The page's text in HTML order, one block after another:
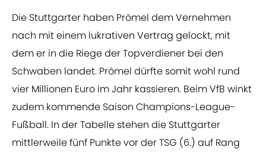
Die Stuttgarter haben Prömel dem Vernehmen
nach mit einem lukrativen Vertrag gelockt, mit
dem er in die Riege der Topverdiener bei den
Schwaben landet. Prömel dürfte somit wohl rund
vier Millionen Euro im Jahr kassieren. Beim VfB winkt
zudem kommende Saison Champions-League-
Fußball. In der Tabelle stehen die Stuttgarter
mittlerweile fünf Punkte vor der TSG (6.) auf Rang